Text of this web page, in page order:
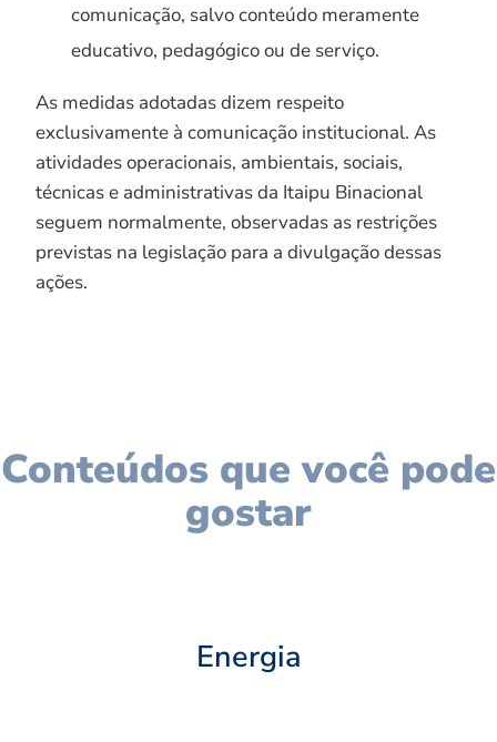
comunicação, salvo conteúdo meramente
educativo, pedagógico ou de serviço.
As medidas adotadas dizem respeito
exclusivamente à comunicação institucional. As
atividades operacionais, ambientais, sociais,
técnicas e administrativas da Itaipu Binacional
seguem normalmente, observadas as restrições
previstas na legislação para a divulgação dessas
ações.
Conteúdos que você pode
gostar
Energia